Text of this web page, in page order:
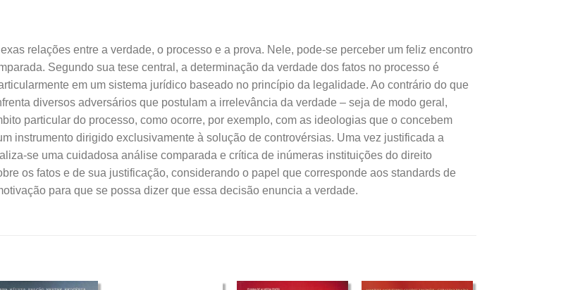
relações entre a verdade, o processo e a prova. Nele, pode-se perceber um feliz encontro
Segundo sua tese central, a determinação da verdade dos fatos no processo é
em um sistema jurídico baseado no princípio da legalidade. Ao contrário do que
diversos adversários que postulam a irrelevância da verdade – seja de modo geral,
particular do processo, como ocorre, por exemplo, com as ideologias que o concebem
instrumento dirigido exclusivamente à solução de controvérsias. Uma vez justificada a
se uma cuidadosa análise comparada e crítica de inúmeras instituições do direito
os fatos e de sua justificação, considerando o papel que corresponde aos standards de
para que se possa dizer que essa decisão enuncia a verdade.